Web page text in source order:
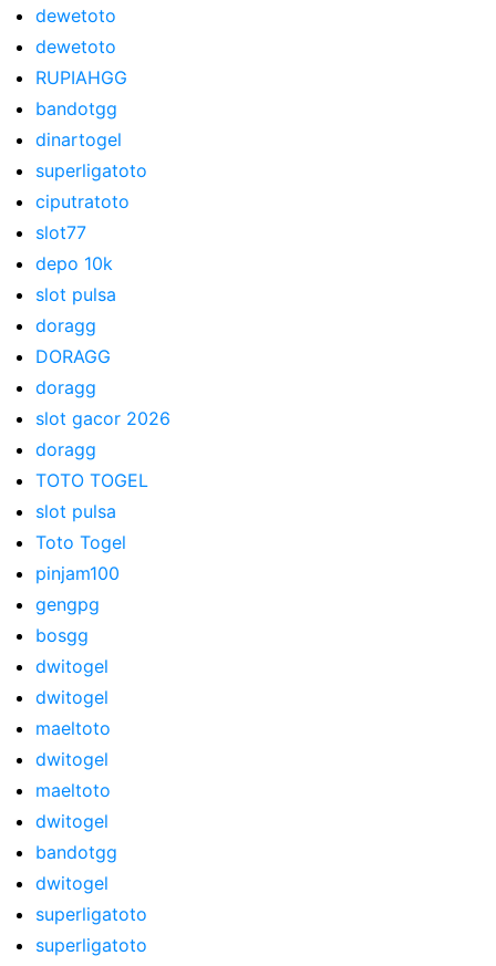
dewetoto
dewetoto
RUPIAHGG
bandotgg
dinartogel
superligatoto
ciputratoto
slot77
depo 10k
slot pulsa
doragg
DORAGG
doragg
slot gacor 2026
doragg
TOTO TOGEL
slot pulsa
Toto Togel
pinjam100
gengpg
bosgg
dwitogel
dwitogel
maeltoto
dwitogel
maeltoto
dwitogel
bandotgg
dwitogel
superligatoto
superligatoto